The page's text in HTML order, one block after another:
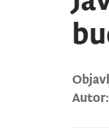
Autor: